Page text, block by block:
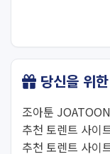
당신을 위
조아툰
추천 토렌트 사이
추천 토렌트 사이